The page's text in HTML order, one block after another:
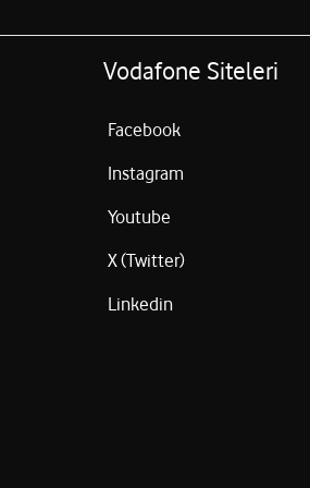
Vodafone Siteleri
Facebook
Instagram
Youtube
X (Twitter)
Linkedin